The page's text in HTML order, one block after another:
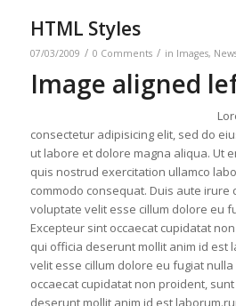
HTML Styles
07/03/2009 / 0 Comments / in Images,
Image aligned
consectetur adipisicing elit, sed do
ut labore et dolore magna aliqua. Ut
quis nostrud exercitation ullamco
commodo consequat. Duis aute
voluptate velit esse cillum dolore eu
Excepteur sint occaecat cupidatat
qui officia deserunt mollit anim id est
velit esse cillum dolore eu fugiat
occaecat cupidatat non proident,
deserunt mollit anim id est